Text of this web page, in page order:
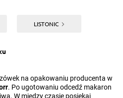
LISTONIC
na opakowaniu producenta w
. Po ugotowaniu odcedź makaron
W między czasie posiekaj